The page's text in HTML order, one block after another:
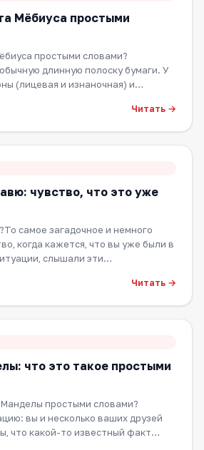
Мёбиуса простыми
простыми словами?
длинную полоску бумаги. У
(лицевая и изнаночная) и…
Читать →
чувство, что это уже
самое загадочное и немного
когда кажется, что вы уже были в
слышали эти…
Читать →
что это такое простыми
простыми словами?
вы и несколько ваших друзей
что какой-то известный факт…